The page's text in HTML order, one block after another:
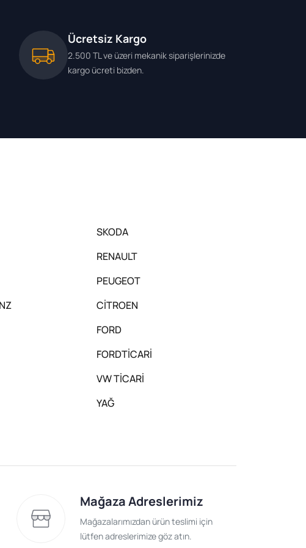
Ücretsiz Kargo
2.500 TL ve üzeri mekanik siparişlerinizde
kargo ücreti bizden.
SKODA
RENAULT
PEUGEOT
CİTROEN
FORD
FORDTİCARİ
VW TİCARİ
YAĞ
Mağaza Adreslerimiz
Mağazalarımızdan ürün teslimi için
lütfen adreslerimize göz atın.